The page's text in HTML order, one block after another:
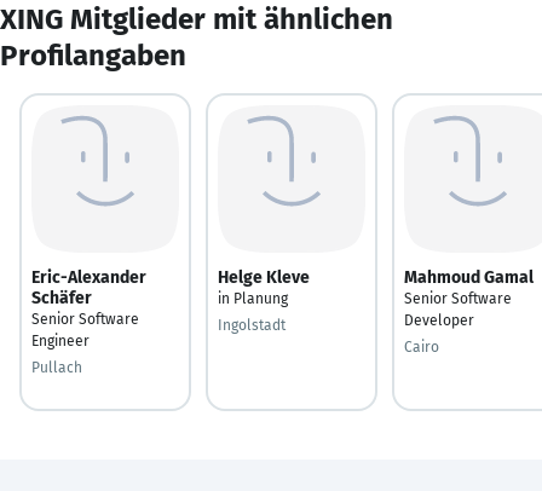
XING Mitglieder mit ähnlichen
Profilangaben
Eric-Alexander
Schäfer
Senior Software
Engineer
Pullach
Helge Kleve
in Planung
Ingolstadt
Mahmoud Gamal
Senior Software
Developer
Cairo